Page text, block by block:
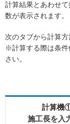
計算結果とあわせ
数が表示されます。
次のタブから計算方
※計算する際は条件
さい。
計算機
施工長を入